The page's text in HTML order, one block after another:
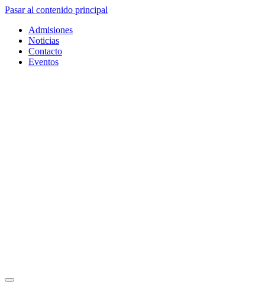
Pasar al contenido principal
Admisiones
Noticias
Contacto
Eventos